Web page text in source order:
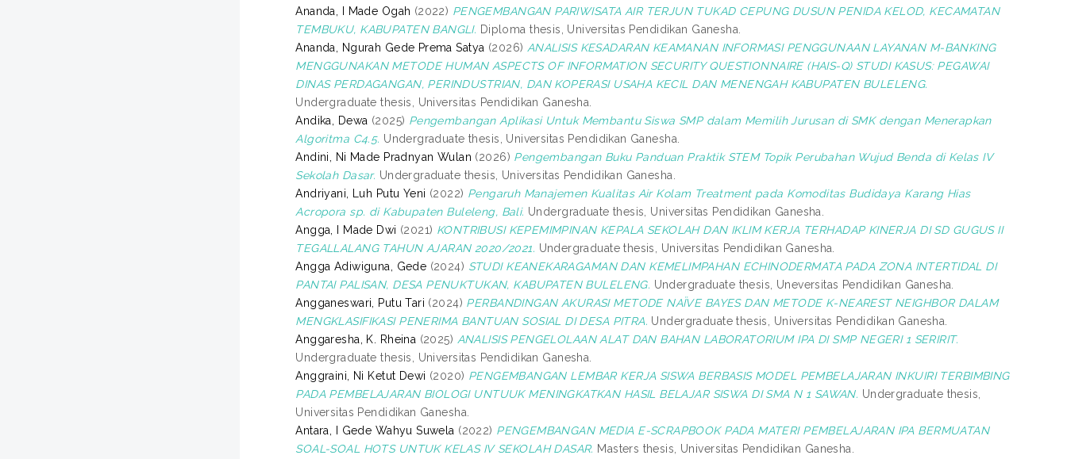
Ananda, I Made Ogah (2022) PENGEMBANGAN PARIWISATA AIR TERJUN TUKAD CEPUNG DUSUN PENIDA KELOD, KECAMATAN
TEMBUKU, KABUPATEN BANGLI. Diploma thesis, Universitas Pendidikan Ganesha.
Ananda, Ngurah Gede Prema Satya (2026) ANALISIS KESADARAN KEAMANAN INFORMASI PENGGUNAAN LAYANAN M-BANKING
MENGGUNAKAN METODE HUMAN ASPECTS OF INFORMATION SECURITY QUESTIONNAIRE (HAIS-Q) STUDI KASUS: PEGAWAI
DINAS PERDAGANGAN, PERINDUSTRIAN, DAN KOPERASI USAHA KECIL DAN MENENGAH KABUPATEN BULELENG.
Undergraduate thesis, Universitas Pendidikan Ganesha.
Andika, Dewa (2025) Pengembangan Aplikasi Untuk Membantu Siswa SMP dalam Memilih Jurusan di SMK dengan Menerapkan
Algoritma C4.5. Undergraduate thesis, Universitas Pendidikan Ganesha.
Andini, Ni Made Pradnyan Wulan (2026) Pengembangan Buku Panduan Praktik STEM Topik Perubahan Wujud Benda di Kelas IV
Sekolah Dasar. Undergraduate thesis, Universitas Pendidikan Ganesha.
Andriyani, Luh Putu Yeni (2022) Pengaruh Manajemen Kualitas Air Kolam Treatment pada Komoditas Budidaya Karang Hias
Acropora sp. di Kabupaten Buleleng, Bali. Undergraduate thesis, Universitas Pendidikan Ganesha.
Angga, I Made Dwi (2021) KONTRIBUSI KEPEMIMPINAN KEPALA SEKOLAH DAN IKLIM KERJA TERHADAP KINERJA DI SD GUGUS II
TEGALLALANG TAHUN AJARAN 2020/2021. Undergraduate thesis, Universitas Pendidikan Ganesha.
Angga Adiwiguna, Gede (2024) STUDI KEANEKARAGAMAN DAN KEMELIMPAHAN ECHINODERMATA PADA ZONA INTERTIDAL DI
PANTAI PALISAN, DESA PENUKTUKAN, KABUPATEN BULELENG. Undergraduate thesis, Uneversitas Pendidikan Ganesha.
Angganeswari, Putu Tari (2024) PERBANDINGAN AKURASI METODE NAÏVE BAYES DAN METODE K-NEAREST NEIGHBOR DALAM
MENGKLASIFIKASI PENERIMA BANTUAN SOSIAL DI DESA PITRA. Undergraduate thesis, Universitas Pendidikan Ganesha.
Anggaresha, K. Rheina (2025) ANALISIS PENGELOLAAN ALAT DAN BAHAN LABORATORIUM IPA DI SMP NEGERI 1 SERIRIT.
Undergraduate thesis, Universitas Pendidikan Ganesha.
Anggraini, Ni Ketut Dewi (2020) PENGEMBANGAN LEMBAR KERJA SISWA BERBASIS MODEL PEMBELAJARAN INKUIRI TERBIMBING
PADA PEMBELAJARAN BIOLOGI UNTUUK MENINGKATKAN HASIL BELAJAR SISWA DI SMA N 1 SAWAN. Undergraduate thesis,
Universitas Pendidikan Ganesha.
Antara, I Gede Wahyu Suwela (2022) PENGEMBANGAN MEDIA E-SCRAPBOOK PADA MATERI PEMBELAJARAN IPA BERMUATAN
SOAL-SOAL HOTS UNTUK KELAS IV SEKOLAH DASAR. Masters thesis, Universitas Pendidikan Ganesha.